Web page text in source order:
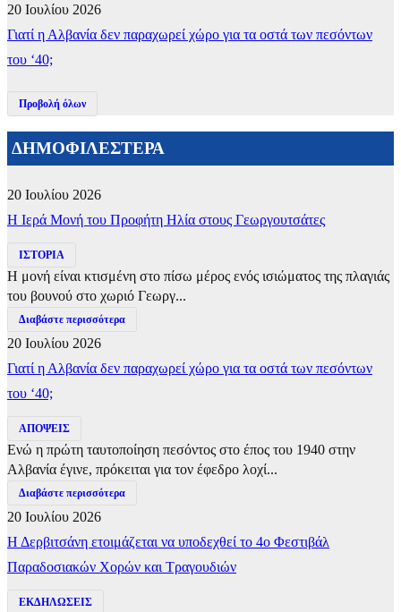
20 Ιουλίου 2026
Γιατί η Αλβανία δεν παραχωρεί χώρο για τα οστά των πεσόντων
του ‘40;
Προβολή όλων
ΔΗΜΟΦΙΛΕΣΤΕΡΑ
20 Ιουλίου 2026
​Η Ιερά Μονή του Προφήτη Ηλία στους Γεωργουτσάτες
ΙΣΤΟΡΙΑ
Η μονή είναι κτισμένη στο πίσω μέρος ενός ισιώματος της πλαγιάς
του βουνού στο χωριό Γεωργ...
Διαβάστε περισσότερα
20 Ιουλίου 2026
Γιατί η Αλβανία δεν παραχωρεί χώρο για τα οστά των πεσόντων
του ‘40;
ΑΠΟΨΕΙΣ
Ενώ η πρώτη ταυτοποίηση πεσόντος στο έπος του 1940 στην
Αλβανία έγινε, πρόκειται για τον έφεδρο λοχί...
Διαβάστε περισσότερα
20 Ιουλίου 2026
Η Δερβιτσάνη ετοιμάζεται να υποδεχθεί το 4ο Φεστιβάλ
Παραδοσιακών Χορών και Τραγουδιών
ΕΚΔΗΛΩΣΕΙΣ